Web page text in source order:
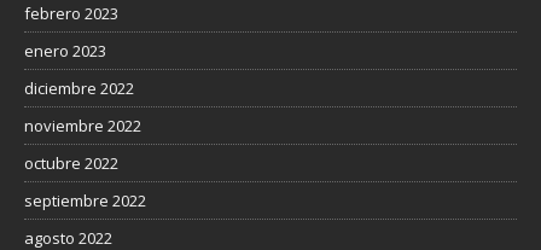
febrero 2023
enero 2023
diciembre 2022
noviembre 2022
octubre 2022
septiembre 2022
agosto 2022